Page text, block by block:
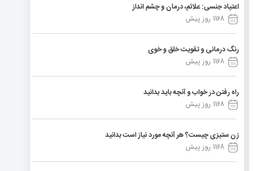
اعتیاد جنسی: علائم، درمان و چشم انداز
1168 روز پیش
رنگ درمانی و تقویت خلق و خوی
1168 روز پیش
راه رفتن در خواب و آنچه باید بدانید
1168 روز پیش
زن ستیزی چیست؟ هر آنچه مورد نیاز است بدانید
1168 روز پیش